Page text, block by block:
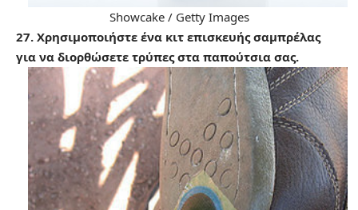
Showcake / Getty Images
27. Χρησιμοποιήστε ένα κιτ επισκευής σαμπρέλας
για να διορθώσετε τρύπες στα παπούτσια σας.